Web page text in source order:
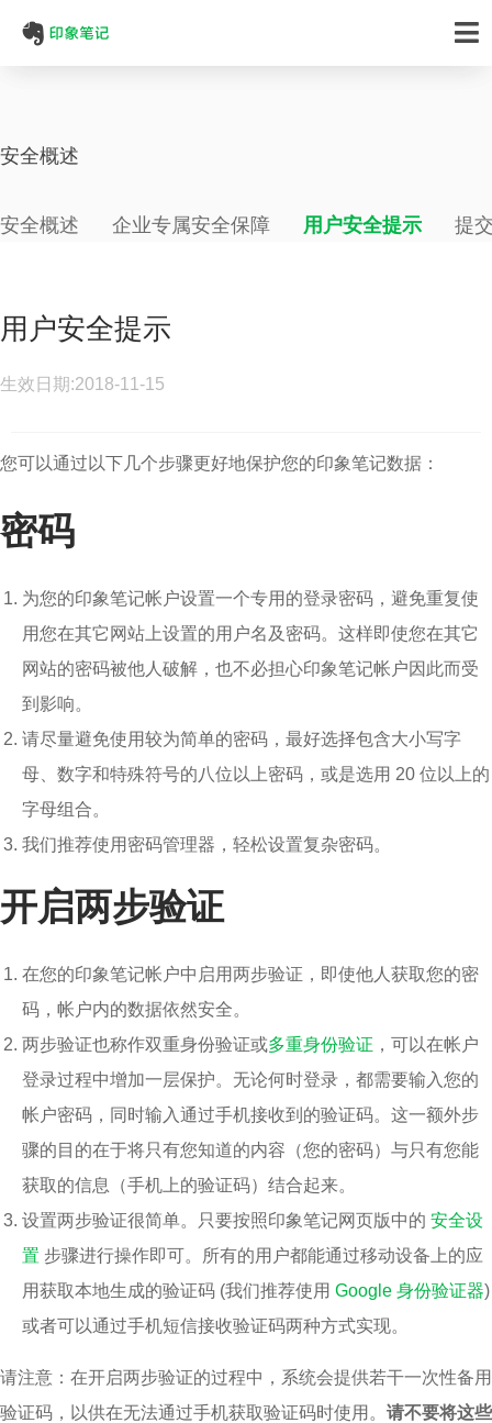
安全概述
安全概述 企业专属安全保障 用户安全提示 提
用户安全提示
生效日期:2018-11-15
您可以通过以下几个步骤更好地保护您的印象笔记数据：
密码
为您的印象笔记帐户设置一个专用的登录密码，避免重复使
用您在其它网站上设置的用户名及密码。这样即使您在其它
网站的密码被他人破解，也不必担心印象笔记帐户因此而受
到影响。
请尽量避免使用较为简单的密码，最好选择包含大小写字
母、数字和特殊符号的八位以上密码，或是选用 20 位以上的
字母组合。
我们推荐使用密码管理器，轻松设置复杂密码。
开启两步验证
在您的印象笔记帐户中启用两步验证，即使他人获取您的密
码，帐户内的数据依然安全。
两步验证也称作双重身份验证或多重身份验证 ，可以在帐户
登录过程中增加一层保护。无论何时登录，都需要输入您的
帐户密码，同时输入通过手机接收到的验证码。这一额外步
骤的目的在于将只有您知道的内容（您的密码）与只有您能
获取的信息（手机上的验证码）结合起来。
设置两步验证很简单。只要按照印象笔记网页版中的 安全设
置 步骤进行操作即可。所有的用户都能通过移动设备上的应
用获取本地生成的验证码 (我们推荐使用 Google 身份验证器)
或者可以通过手机短信接收验证码两种方式实现。
请注意：在开启两步验证的过程中，系统会提供若干一次性备用
验证码，以供在无法通过手机获取验证码时使用。 请不要将这些